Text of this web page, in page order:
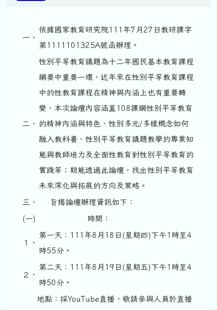
一、
依據國家教育研究院111年7月27日教研課字
第1111101325A號函辦理。
二、
性別平等教育議題為十二年國民基本教育課程
綱要中重要一環，近年來在性別平等教育課程
中的性教育課程在精神與內涵上也有重要轉
變，本次論壇內容涵蓋108課綱性別平等教育
的精神內涵與特色、性別多元/多樣概念如何
融入教科書、性別平等教育議題教學的專業知
能與教師培力及全面性教育對性別平等教育的
實踐等；期能透過此論壇，找出性別平等教育
未來深化與拓展的方向及策略。
三、 旨揭論壇辦理資訊如下：
(一) 時間：
１、
第一天：111年8月18日(星期四)下午1時至4
時55分。
２、
第二天：111年8月19日(星期五)下午1時至4
時50分。
地點：採YouTube直播，敬請參與人員於直播